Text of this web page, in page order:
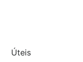
Úteis